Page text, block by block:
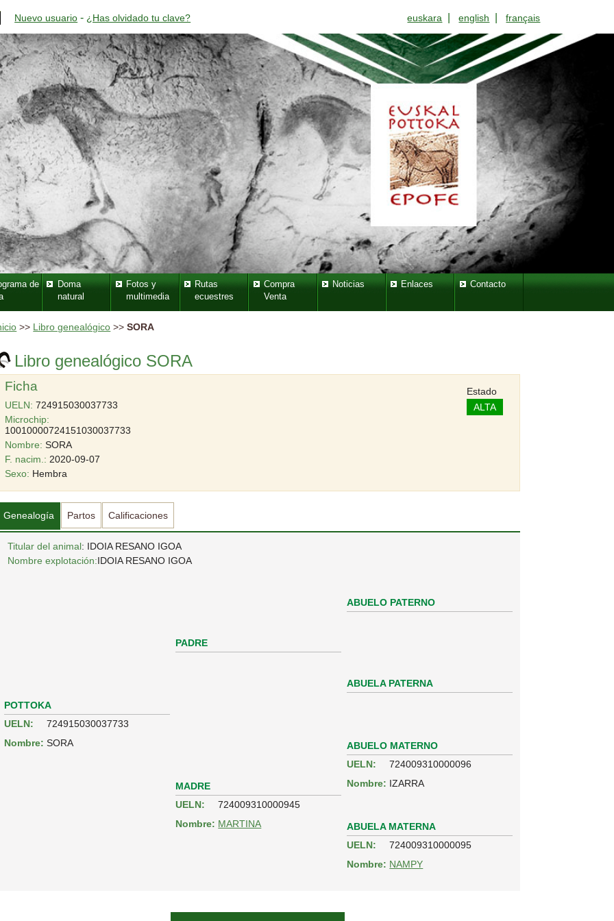
Nuevo usuario - ¿Has olvidado tu clave? euskara |english |français
de
Doma
natural
Fotos y
multimedia
Rutas
ecuestres
Compra
Venta
Noticias Enlaces Contacto
>> Libro genealógico >>SORA
Libro genealógico SORA
Ficha
UELN: 724915030037733
Microchip:
10010000724151030037733
Nombre: SORA
F. nacim.: 2020-09-07
Sexo: Hembra
Estado
ALTA
Genealogía Partos Calificaciones
Titular del animal: IDOIA RESANO IGOA
Nombre explotación:IDOIA RESANO IGOA
POTTOKA
UELN:
724915030037733
Nombre: SORA
PADRE
ABUELO PATERNO
ABUELA PATERNA
MADRE
UELN:
724009310000945
Nombre: MARTINA
ABUELO MATERNO
UELN:
724009310000096
Nombre: IZARRA
ABUELA MATERNA
UELN:
724009310000095
Nombre: NAMPY